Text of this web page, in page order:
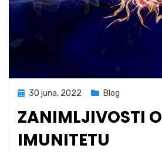
Posted
30 juna, 2022 Blog
ZANIMLJIVOSTI O
IMUNITETU